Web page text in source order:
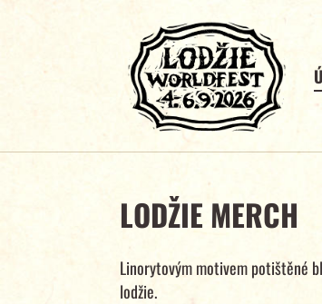
LODŽIE MERCH
Linorytovým motivem potištěné
lodžie.